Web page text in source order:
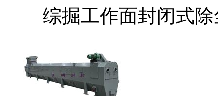
综掘工作面封闭式